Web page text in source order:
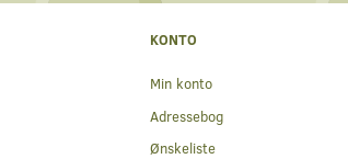
KONTO
Min konto
Adressebog
Ønskeliste